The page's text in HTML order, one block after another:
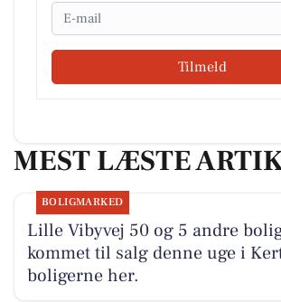
Email
Tilmeld
MEST LÆSTE
BOLIGMARKED
Lille Vibyvej 50 og 5 andre
kommet til salg denne uge i
boligerne her.